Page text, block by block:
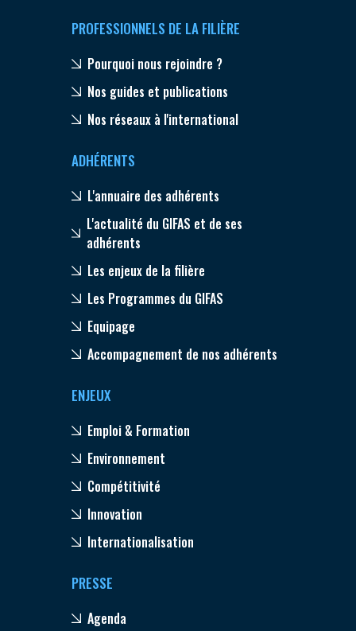
PROFESSIONNELS DE LA FILIÈRE
Pourquoi nous rejoindre ?
Nos guides et publications
Nos réseaux à l'international
ADHÉRENTS
L'annuaire des adhérents
L'actualité du GIFAS et de ses
adhérents
Les enjeux de la filière
Les Programmes du GIFAS
Equipage
Accompagnement de nos adhérents
ENJEUX
Emploi & Formation
Environnement
Compétitivité
Innovation
Internationalisation
PRESSE
Agenda